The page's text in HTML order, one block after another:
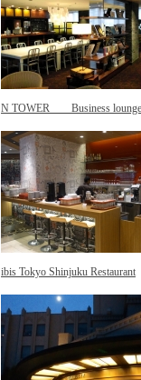
N TOWER Business lounge
ibis Tokyo Shinjuku Restaurant